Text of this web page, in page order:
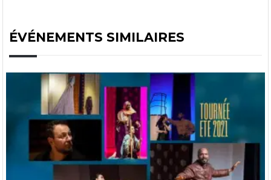
ÉVÉNEMENTS SIMILAIRES